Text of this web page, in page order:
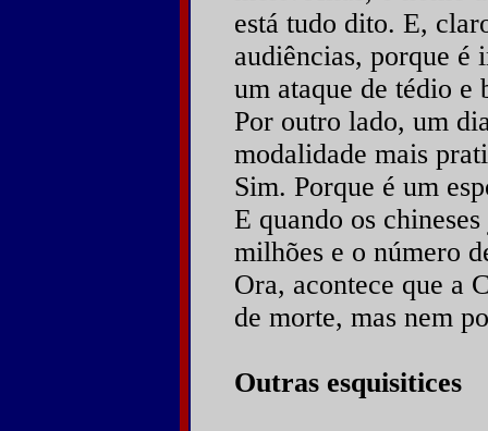
está tudo dito. E,
audiências, porque é
um ataque de tédio e
Por outro lado, um
modalidade mais
Sim. Porque é um
E quando os
milhões e o número
Ora, acontece que a
de morte, mas nem
Outras esquisitices